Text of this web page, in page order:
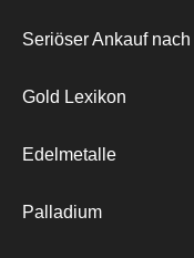
Seriöser Ankauf
Gold Lexikon
Edelmetalle
Palladium